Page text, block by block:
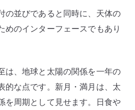
の並びであると同時に、天体の
めのインターフェースでもあり
は、地球と太陽の関係を一年の
的な点です。新月・満月は、太
を周期として見せます。日食や